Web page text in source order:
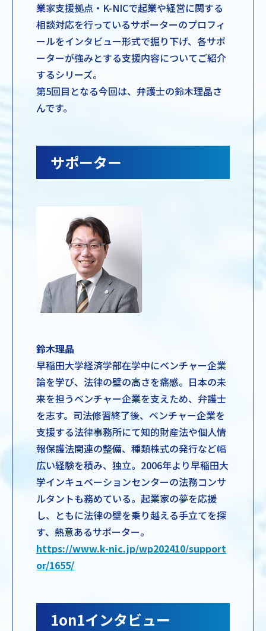
業家支援拠点・K-NICで起業や経営に関する
相談対応を行っているサポーターのプロフィ
ールをインタビュー形式で掘り下げ、各サポ
ーターが強みとする支援内容についてご紹介
するシリーズ。
第5回目となる今回は、弁護士の鈴木理晶さ
んです。
サポーター
鈴木理晶
早稲田大学経済学部在学中にベンチャー企業
論を学び、法律の壁の高さを痛感。日本の未
来を担うベンチャー企業を支えため、弁護士
を志す。司法修習終了後、ベンチャー企業を
支援する法律事務所にて知的財産法や個人情
報保護法関連の整備、種類株式の発行など幅
広い経験を積み、独立。2006年より早稲田大
学インキュベーションセンターの法務コンサ
ルタントも務めている。起業家の夢を応援
し、ともに法律の壁を乗り越える手立てを探
す、熱意あるサポーター。
https://www.k-nic.jp/wp202410/support
or/1655/
1on1インタビュー